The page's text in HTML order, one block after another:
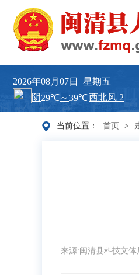
2026年08月07日 星期五
当前位置： 首页 >
来源:闽清县科技文体